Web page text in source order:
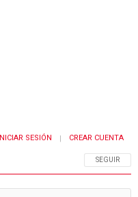
SIGA ESTA
SEGUIR
INICIAR SESIÓN CREAR CUENTA